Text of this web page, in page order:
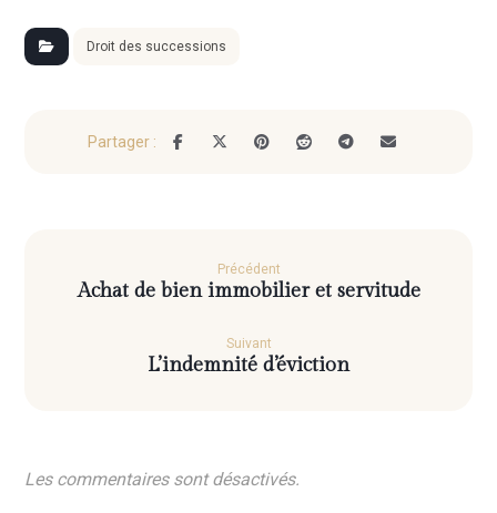
Droit des successions
Précédent
Achat de bien immobilier et servitude
Suivant
L’indemnité d’éviction
Les commentaires sont désactivés.